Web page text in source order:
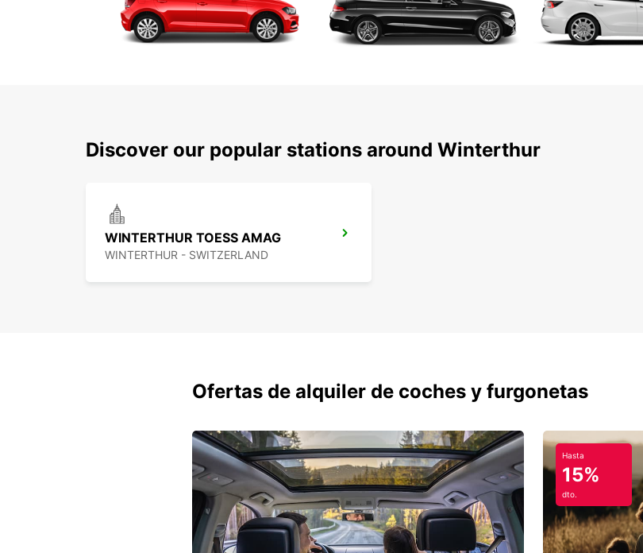
Discover our popular stations around Winterthur
WINTERTHUR TOESS AMAG
WINTERTHUR - SWITZERLAND
Ofertas de alquiler de coches y furgonetas
Hasta
15%
dto.